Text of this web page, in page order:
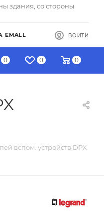
здания, со стороны
EMALL ВОЙТИ
0 0 0
вспом. устройств DPX